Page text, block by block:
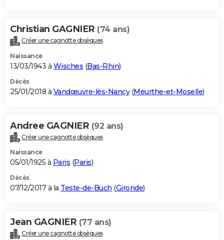
Christian GAGNIER (74 ans)
Créer une cagnotte obsèques
Naissance
13/03/1943 à Wisches (Bas-Rhin)
Décès
25/01/2018 à Vandœuvre-lès-Nancy(Meurthe-et-Moselle)
Andree GAGNIER (92 ans)
Créer une cagnotte obsèques
Naissance
05/01/1925 à Paris (Paris)
Décès
07/12/2017 à la Teste-de-Buch (Gironde)
Jean GAGNIER (77 ans)
Créer une cagnotte obsèques